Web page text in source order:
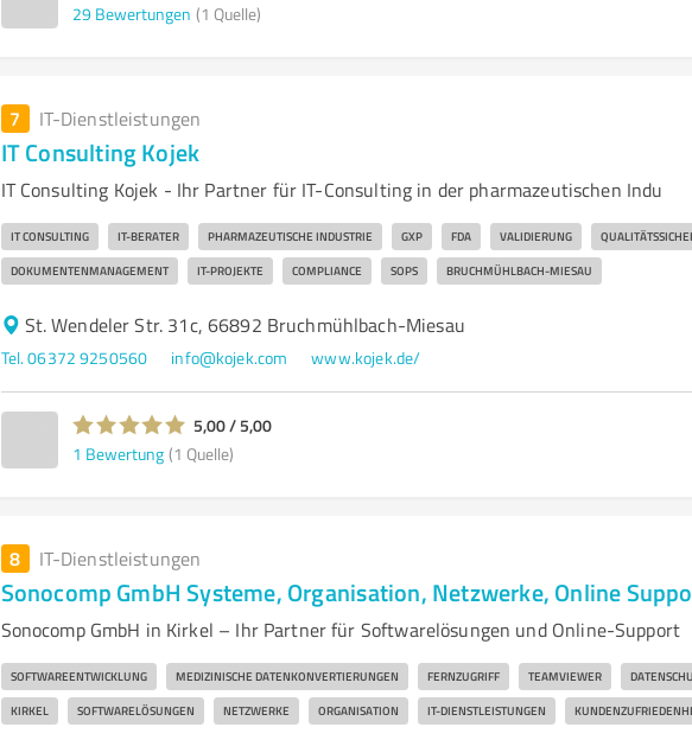
29 Bewertungen (1 Quelle)
7 IT-Dienstleistungen
IT Consulting Kojek
IT Consulting Kojek - Ihr Partner für IT-Consulting in der pharmazeutischen Indu
IT CONSULTING IT-BERATER PHARMAZEUTISCHE INDUSTRIE GXP FDA VALIDIERUNG
DOKUMENTENMANAGEMENT IT-PROJEKTE COMPLIANCE SOPS BRUCHMÜHLBACH-MIESAU
St. Wendeler Str. 31c, 66892 Bruchmühlbach-Miesau
Tel. 06372 9250560 info@kojek.com www.kojek.de/
5,00 / 5,00
1 Bewertung (1 Quelle)
8 IT-Dienstleistungen
Sonocomp GmbH Systeme, Organisation, Netzwerke, Online
Sonocomp GmbH in Kirkel – Ihr Partner für Softwarelösungen und Online-Support
SOFTWAREENTWICKLUNG MEDIZINISCHE DATENKONVERTIERUNGEN FERNZUGRIFF TEAMVIEWER
KIRKEL SOFTWARELÖSUNGEN NETZWERKE ORGANISATION IT-DIENSTLEISTUNGEN